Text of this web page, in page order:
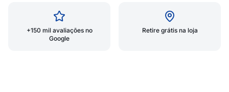
+150 mil avaliações no
Google
Retire grátis na loja